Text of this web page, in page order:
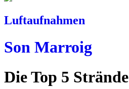
Luftaufnahmen
Son Marroig
Die Top 5 Strände